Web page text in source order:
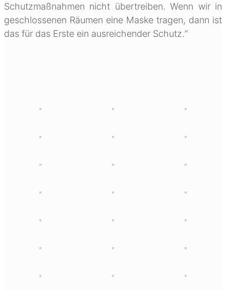
Schutzmaßnahmen nicht übertreiben. Wenn wir in
geschlossenen Räumen eine Maske tragen, dann ist
das für das Erste ein ausreichender Schutz.“